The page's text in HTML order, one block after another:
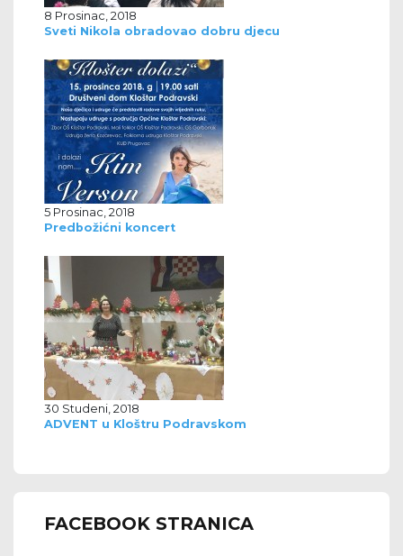
8 Prosinac, 2018
Sveti Nikola obradovao dobru djecu
5 Prosinac, 2018
Predbožićni koncert
30 Studeni, 2018
ADVENT u Kloštru Podravskom
FACEBOOK STRANICA